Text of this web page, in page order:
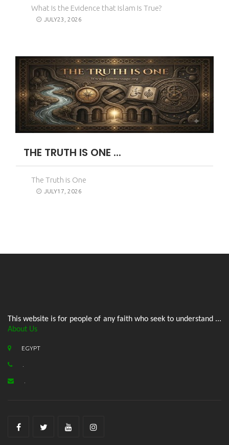
What Is the Evidence that Islam Is True?
JULY23, 2026
THE TRUTH IS ONE ...
The Truth is One
JULY17, 2026
This website is for people of any faith who seek to understand ...
About Us
EGYPT